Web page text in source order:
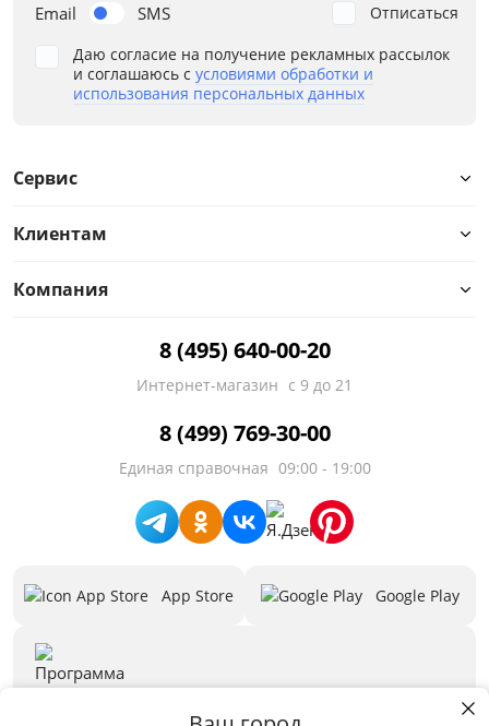
Глубина, см
Назначение
Предложения
Email SMS
Даю согласие на получение рекламных рассылок
и соглашаюсь с условиями обработки и
использования персональных данных
Отписаться
Сервис
Клиентам
Компания
8 (495) 640-00-20
Интернет-магазин с 9 до 21
8 (499) 769-30-00
Единая справочная 09:00 - 19:00
App Store Google Play
3D программа